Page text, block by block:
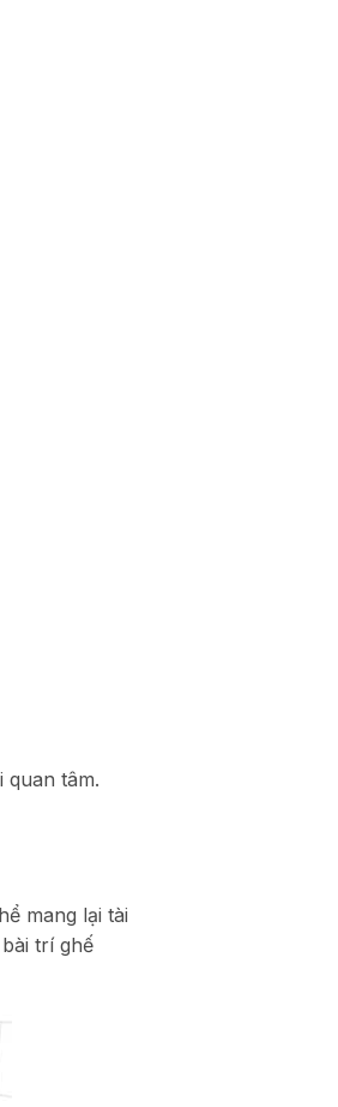
tâm.
mang lại tài
trí ghế